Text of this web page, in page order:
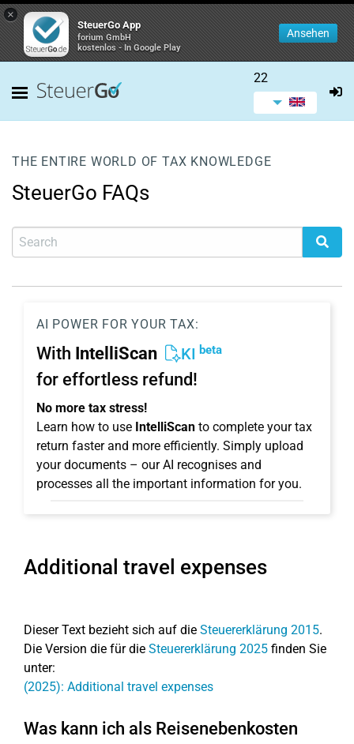
×
SteuerGo App
forium GmbH
kostenlos - In Google Play
Ansehen
22
THE ENTIRE WORLD OF TAX KNOWLEDGE
SteuerGo FAQs
AI POWER FOR YOUR TAX:
With IntelliScan KI beta
for effortless refund!
No more tax stress!
Learn how to use IntelliScan to complete your tax
return faster and more efficiently. Simply upload
your documents – our AI recognises and
processes all the important information for you.
Additional travel expenses
Dieser Text bezieht sich auf die Steuererklärung 2015.
Die Version die für die Steuererklärung 2025 finden Sie
unter:
(2025): Additional travel expenses
Was kann ich als Reisenebenkosten